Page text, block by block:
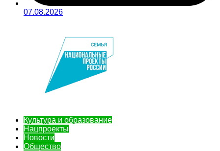
07.08.2026
Культура и образование
Нацпроекты
Новости
Общество